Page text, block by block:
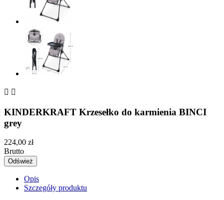
 
KINDERKRAFT Krzesełko do karmienia BINCI
grey
224,00 zł
Brutto
Opis
Szczegóły produktu